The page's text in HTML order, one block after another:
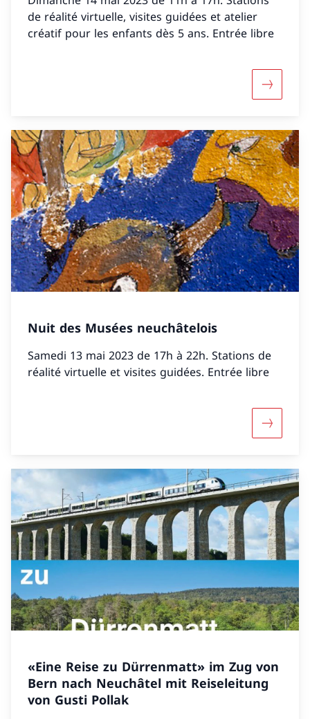
de réalité virtuelle, visites guidées et atelier
créatif pour les enfants dès 5 ans. Entrée libre
Nuit des Musées neuchâtelois
Samedi 13 mai 2023 de 17h à 22h. Stations de
réalité virtuelle et visites guidées. Entrée libre
«Eine Reise zu Dürrenmatt» im Zug von
Bern nach Neuchâtel mit Reiseleitung
von Gusti Pollak